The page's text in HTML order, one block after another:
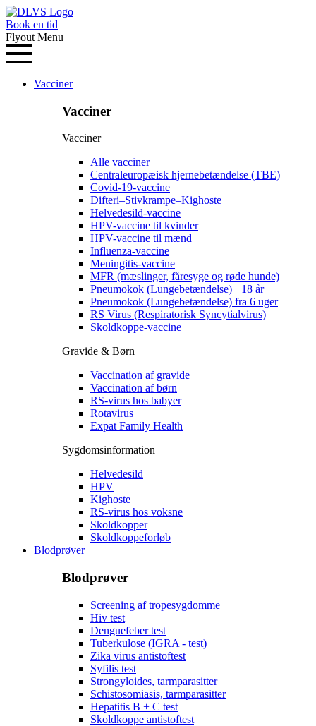
Book en tid
Flyout Menu
Vacciner
Vacciner
Vacciner
Alle vacciner
Centraleuropæisk hjernebetændelse (TBE)
Covid-19-vaccine
Difteri–Stivkrampe–Kighoste
Helvedesild-vaccine
HPV-vaccine til kvinder
HPV-vaccine til mænd
Influenza-vaccine
Meningitis-vaccine
MFR (mæslinger, fåresyge og røde hunde)
Pneumokok (Lungebetændelse) +18 år
Pneumokok (Lungebetændelse) fra 6 uger
RS Virus (Respiratorisk Syncytialvirus)
Skoldkoppe-vaccine
Gravide & Børn
Vaccination af gravide
Vaccination af børn
RS-virus hos babyer
Rotavirus
Expat Family Health
Sygdomsinformation
Helvedesild
HPV
Kighoste
RS-virus hos voksne
Skoldkopper
Skoldkoppeforløb
Blodprøver
Blodprøver
Screening af tropesygdomme
Hiv test
Denguefeber test
Tuberkulose (IGRA - test)
Zika virus antistoftest
Syfilis test
Strongyloides, tarmparasitter
Schistosomiasis, tarmparasitter
Hepatitis B + C test
Skoldkoppe antistoftest